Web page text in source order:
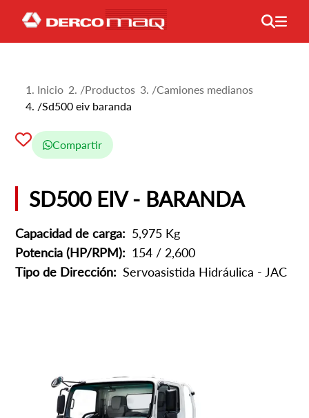
Inicio /Productos /Camiones medianos
/Sd500 eiv baranda
Compartir
SD500 EIV - BARANDA
Capacidad de carga: 5,975 Kg
Potencia (HP/RPM): 154 / 2,600
Tipo de Dirección: Servoasistida Hidráulica - JAC